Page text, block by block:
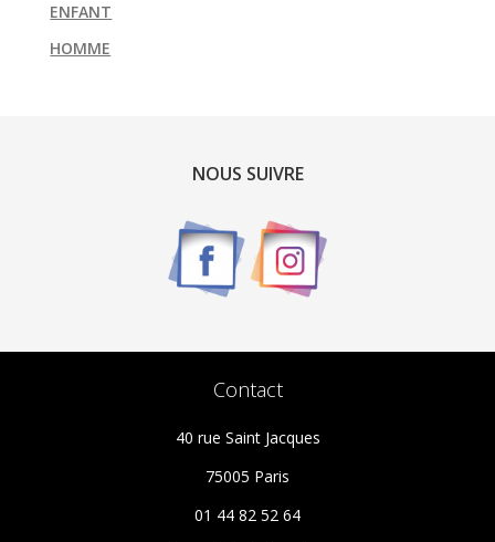
ENFANT
HOMME
NOUS SUIVRE
Contact
40 rue Saint Jacques
75005 Paris
01 44 82 52 64